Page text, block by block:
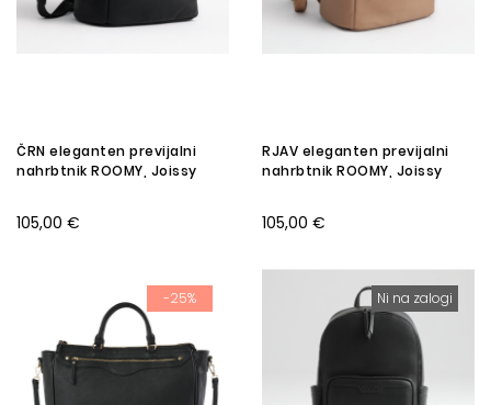
ČRN eleganten previjalni
nahrbtnik ROOMY, Joissy
105,00 €
RJAV eleganten previjalni
nahrbtnik ROOMY, Joissy
105,00 €
-25% Ni na zalogi